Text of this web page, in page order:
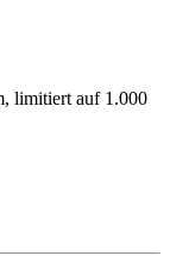
limitiert auf 1.000